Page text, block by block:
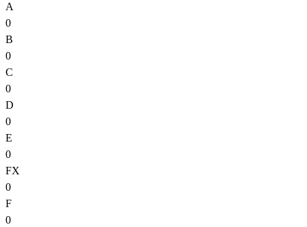
A
0
B
0
C
0
D
0
E
0
FX
0
F
0